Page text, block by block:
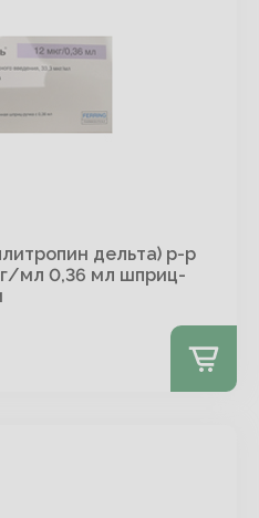
дельта) р-р
мл 0,36 мл шприц-